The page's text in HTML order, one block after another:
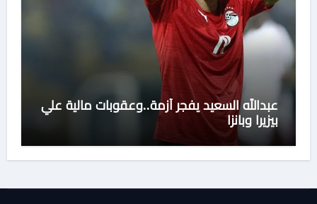
عبدالله السعيد يفجر أزمة..وعقوبات مالية علي
بيزيرا وبانزا